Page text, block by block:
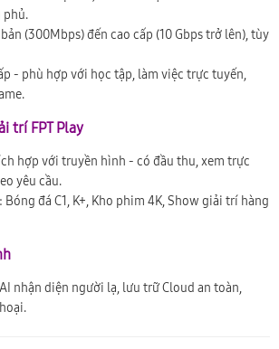
phủ.
(300Mbps) đến cao cấp (10 Gbps trở lên), tùy
- phù hợp với học tập, làm việc trực tuyến,
trí FPT Play
hợp với truyền hình - có đầu thu, xem trực
yêu cầu.
đá C1, K+, Kho phim 4K, Show giải trí hàng
nhận diện người lạ, lưu trữ Cloud an toàn,